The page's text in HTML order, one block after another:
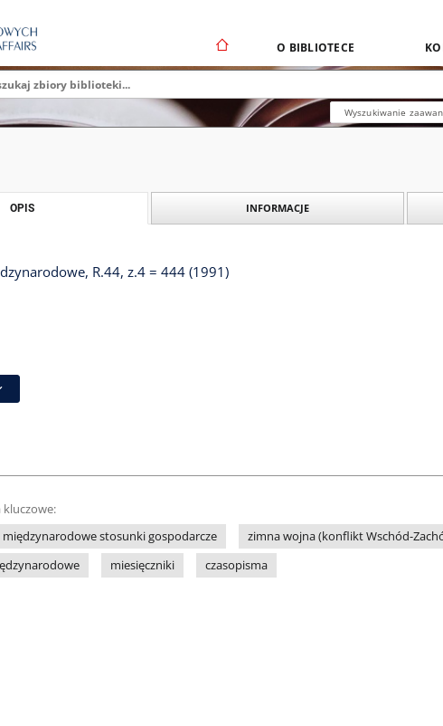
O BIBLIOTECE
Wyszukiwanie
OPIS INFORMACJE
R.44, z.4 = 444 (1991)
kluczowe:
międzynarodowe stosunki gospodarcze zimna wojna (konflikt Wschód-
miesięczniki czasopisma